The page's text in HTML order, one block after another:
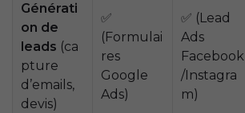
Générati
on de
leads (ca
pture
d’emails,
devis)
✅
(Formulai
res
Google
Ads)
✅ (Lead
Ads
Facebook
/Instagra
m)